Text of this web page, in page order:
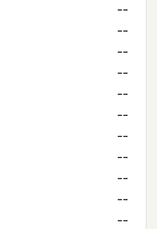
--
--
--
--
--
--
--
--
--
--
--